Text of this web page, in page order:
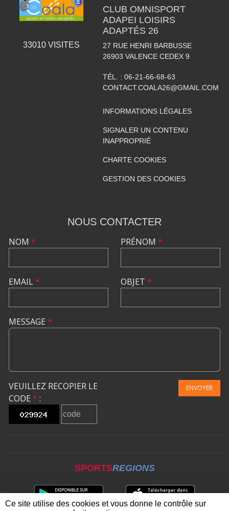
33010VISITES
CLUB OMNISPORT
ADAPEI LOISIRS
ADAPTÉS 26
27 RUE HENRI BARBUSSE
26903 VALENCE CEDEX 9
TÉL. : 06-21-66-68-63
CONTACT.COALA26@GMAIL.COM
INFORMATIONS LÉGALES
SIGNALER UN CONTENU
INAPPROPRIÉ
CHARTE COOKIES
GESTION DES COOKIES
NOUS CONTACTER
NOM *
EMAIL*
PRÉNOM *
OBJET *
MESSAGE *
VEUILLEZ RECOPIER LE
CODE * :
ENVOYER
SPORTSREGIONS
Ce site utilise des cookies et vous donne le contrôle sur